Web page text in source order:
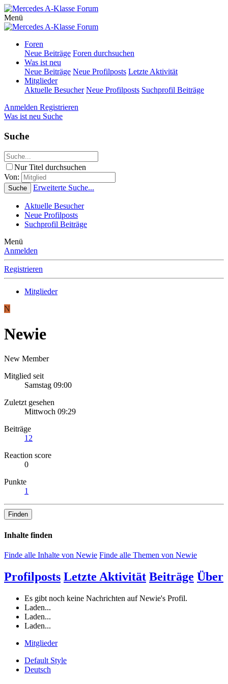
Menü
Foren
Neue Beiträge Foren durchsuchen
Was ist neu
Neue Beiträge Neue Profilposts Letzte Aktivität
Mitglieder
Aktuelle Besucher Neue Profilposts Suchprofil Beiträge
Anmelden Registrieren
Was ist neu Suche
Suche
Nur Titel durchsuchen
Von:
Suche Erweiterte Suche...
Aktuelle Besucher
Neue Profilposts
Suchprofil Beiträge
Menü
Anmelden
Registrieren
Mitglieder
N
Newie
New Member
Mitglied seit
Samstag 09:00
Zuletzt gesehen
Mittwoch 09:29
Beiträge
12
Reaction score
0
Punkte
1
Finden
Inhalte finden
Finde alle Inhalte von Newie Finde alle Themen von Newie
Profilposts Letzte Aktivität Beiträge Über
Es gibt noch keine Nachrichten auf Newie's Profil.
Laden...
Laden...
Laden...
Mitglieder
Default Style
Deutsch